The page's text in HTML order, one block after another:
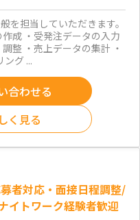
を担当していただきます。
作成 ・受発注データの入力
整 ・売上データの集計 ・
グ ...
合わせる
く見る
者対応・面接日程調整/
イトワーク経験者歓迎